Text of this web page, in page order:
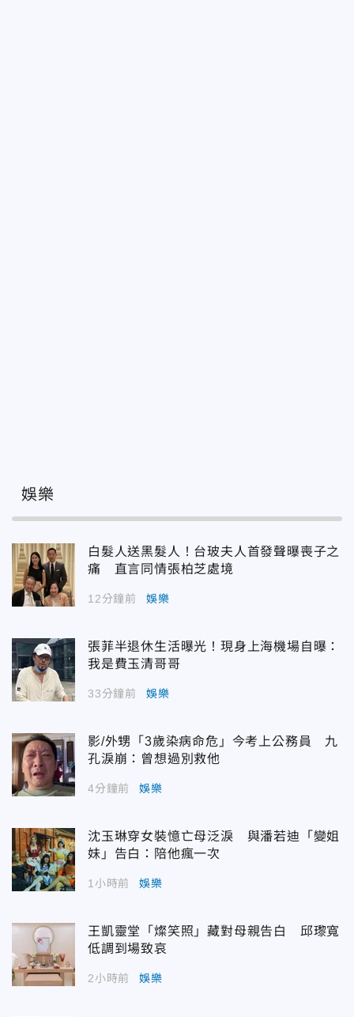
娛樂
白髮人送黑髮人！台玻夫人首發聲曝喪子之
痛 直言同情張柏芝處境
12分鐘前 娛樂
張菲半退休生活曝光！現身上海機場自曝：
我是費玉清哥哥
33分鐘前 娛樂
影/外甥「3歲染病命危」今考上公務員 九
孔淚崩：曾想過別救他
4分鐘前 娛樂
沈玉琳穿女裝憶亡母泛淚 與潘若迪「變姐
妹」告白：陪他瘋一次
1小時前 娛樂
王凱靈堂「燦笑照」藏對母親告白 邱瓈寬
低調到場致哀
2小時前 娛樂